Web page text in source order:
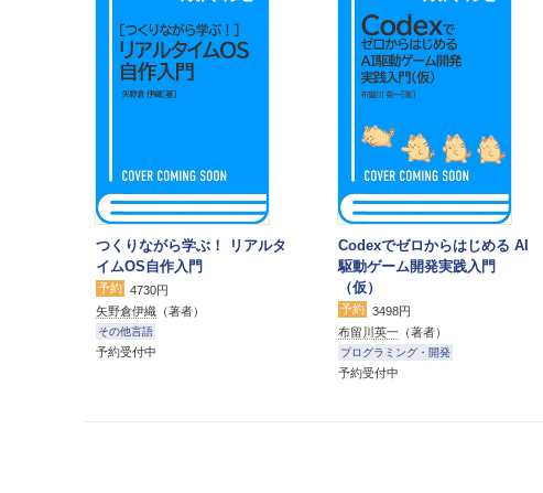
つくりながら学ぶ！ リアルタ
イムOS自作入門
予約 4730円
矢野倉伊織 （著者）
その他言語
予約受付中
Codexでゼロからはじめる AI
駆動ゲーム開発実践入門
（仮）
予約 3498円
布留川英一 （著者）
プログラミング・開発
予約受付中